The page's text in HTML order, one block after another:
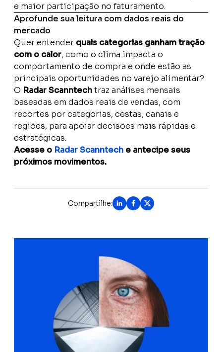
e maior participação no faturamento.
Aprofunde sua leitura com dados reais do
mercado
Quer entender quais categorias ganham tração
com o calor, como o clima impacta o
comportamento de compra e onde estão as
principais oportunidades no varejo alimentar?
O Radar Scanntechtraz análises mensais
baseadas em dados reais de vendas, com
recortes por categorias, cestas, canais e
regiões, para apoiar decisões mais rápidas e
estratégicas.
Acesse o Radar Scanntech e antecipe seus
próximos movimentos.
Compartilhe: